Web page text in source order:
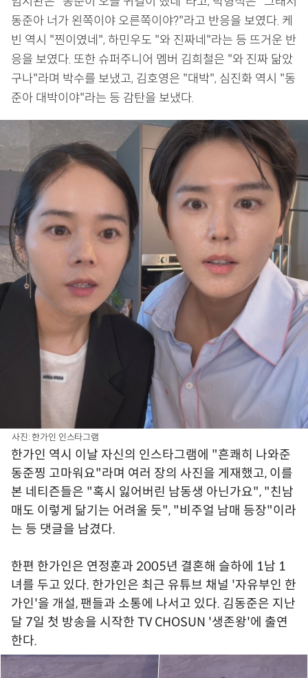
동준아 너가 왼쪽이야 오른쪽이야?"라고 반응을 보였다. 케
빈 역시 "찐이였네", 하민우도 "와 진짜네"라는 등 뜨거운 반
응을 보였다. 또한 슈퍼주니어 멤버 김희철은 "와 진짜 닮았
구나"라며 박수를 보냈고, 김호영은 "대박", 심진화 역시 "동
준아 대박이야"라는 등 감탄을 보냈다.
사진: 한가인 인스타그램
한가인 역시 이날 자신의 인스타그램에 "흔쾌히 나와준
동준찡 고마워요"라며 여러 장의 사진을 게재했고, 이를
본 네티즌들은 "혹시 잃어버린 남동생 아닌가요", "친남
매도 이렇게 닮기는 어려울 듯", "비주얼 남매 등장"이라
는 등 댓글을 남겼다.
한편 한가인은 연정훈과 2005년 결혼해 슬하에 1남 1
녀를 두고 있다. 한가인은 최근 유튜브 채널 '자유부인 한
가인'을 개설, 팬들과 소통에 나서고 있다. 김동준은 지난
달 7일 첫 방송을 시작한 TV CHOSUN '생존왕'에 출연
한다.